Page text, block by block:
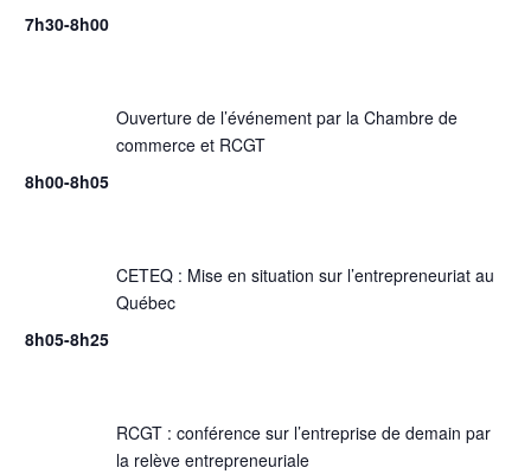
7h30-8h00
8h00-8h05
Ouverture de l’événement par la Chambre de
commerce et RCGT
8h05-8h25
CETEQ : Mise en situation sur l’entrepreneuriat au
Québec
RCGT : conférence sur l’entreprise de demain par
la relève entrepreneuriale